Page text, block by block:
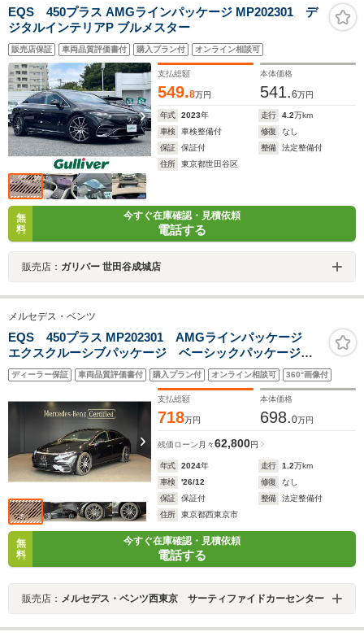
EQS 450プラス AMGラインパッケージ MP202301 デ
ジタルインテリアP ブルメスター
販売店保証 車両品質評価書付 購入プラン付 オンライン相談可
支払総額
549.8万円
本体価格
541.6万円
年式 2023年 走行 4.2万km
車検
車検整備付 修復
なし
保証
保証付 整備
法定整備付
住所
東京都世田谷区
無
料
今すぐ在庫確認・見積依頼
電話する
販売店： ガリバー 世田谷成城店
メルセデス・ベンツ
EQS 450プラス MP202301 AMGラインパッケージ
エクスクルーシブパッケージ ベーシックパッケージ
スターパターングリル ARヘッドアップディスプレイ
パノラミックスライディングルーフ 21インチAMGアル
ミホイール
ディーラー保証 車両品質評価書付 購入プラン付 オンライン相談可 360°画像付
支払総額
718万円
本体価格
698.0万円
残価ローン 月々62,800円
年式 2024年 走行 1.2万km
車検
'26/12 修復
なし
保証
保証付 整備
法定整備付
住所
東京都西東京市
無
料
今すぐ在庫確認・見積依頼
電話する
販売店： メルセデス・ベンツ西東京 サーティファイドカーセンター